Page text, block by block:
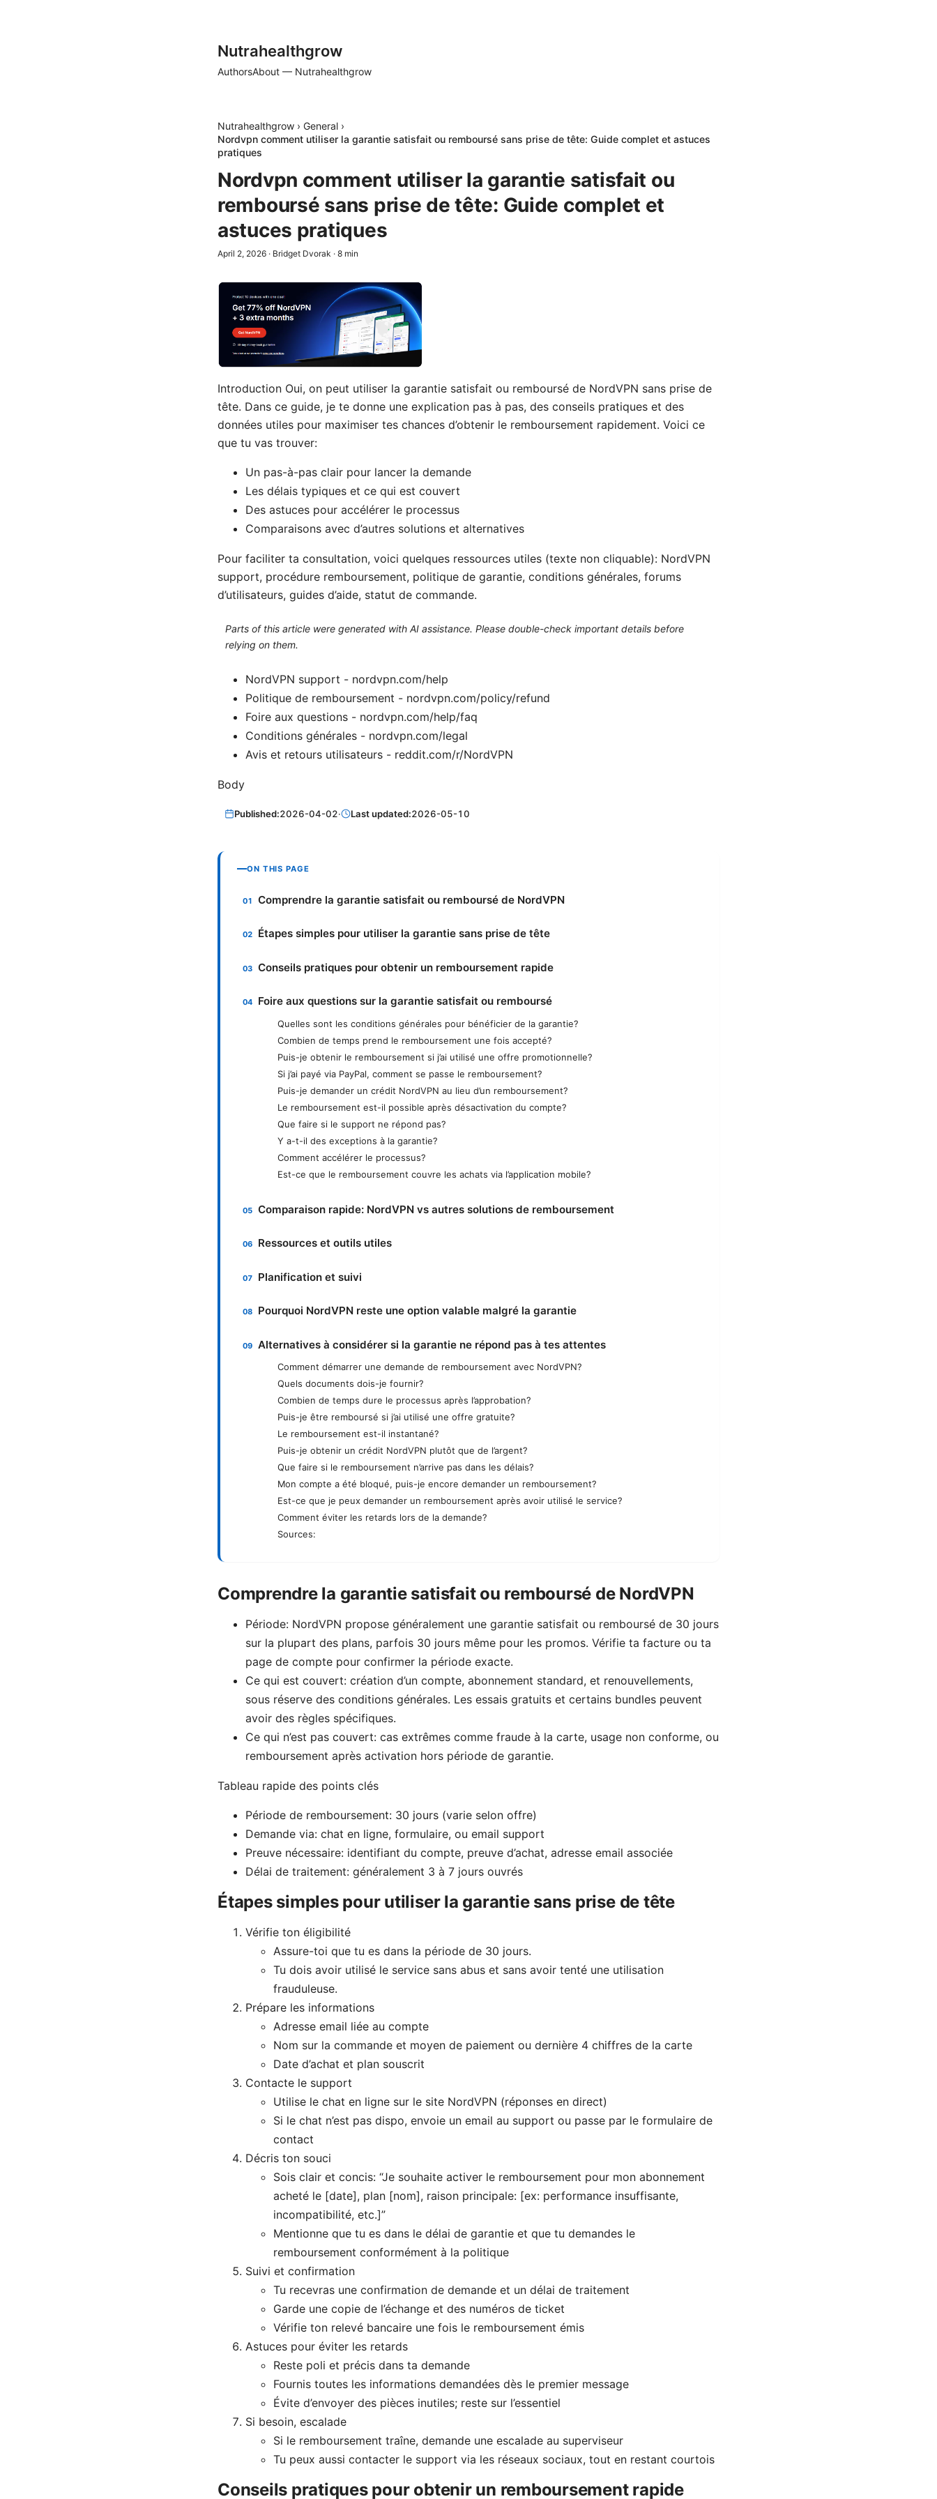
Nutrahealthgrow
AuthorsAbout — Nutrahealthgrow
Nutrahealthgrow › General ›
Nordvpn comment utiliser la garantie satisfait ou remboursé sans prise de tête: Guide complet et astuces
pratiques
Nordvpn comment utiliser la garantie satisfait ou
remboursé sans prise de tête: Guide complet et
astuces pratiques
April 2, 2026 · Bridget Dvorak · 8 min
Introduction Oui, on peut utiliser la garantie satisfait ou remboursé de NordVPN sans prise de
tête. Dans ce guide, je te donne une explication pas à pas, des conseils pratiques et des
données utiles pour maximiser tes chances d’obtenir le remboursement rapidement. Voici ce
que tu vas trouver:
Un pas-à-pas clair pour lancer la demande
Les délais typiques et ce qui est couvert
Des astuces pour accélérer le processus
Comparaisons avec d’autres solutions et alternatives
Pour faciliter ta consultation, voici quelques ressources utiles (texte non cliquable): NordVPN
support, procédure remboursement, politique de garantie, conditions générales, forums
d’utilisateurs, guides d’aide, statut de commande.
Parts of this article were generated with AI assistance. Please double-check important details before
relying on them.
NordVPN support - nordvpn.com/help
Politique de remboursement - nordvpn.com/policy/refund
Foire aux questions - nordvpn.com/help/faq
Conditions générales - nordvpn.com/legal
Avis et retours utilisateurs - reddit.com/r/NordVPN
Body
Published:2026-04-02· Last updated:2026-05-10
ON THIS PAGE
Comprendre la garantie satisfait ou remboursé de NordVPN
Étapes simples pour utiliser la garantie sans prise de tête
Conseils pratiques pour obtenir un remboursement rapide
Foire aux questions sur la garantie satisfait ou remboursé
Quelles sont les conditions générales pour bénéficier de la garantie?
Combien de temps prend le remboursement une fois accepté?
Puis-je obtenir le remboursement si j’ai utilisé une offre promotionnelle?
Si j’ai payé via PayPal, comment se passe le remboursement?
Puis-je demander un crédit NordVPN au lieu d’un remboursement?
Le remboursement est-il possible après désactivation du compte?
Que faire si le support ne répond pas?
Y a-t-il des exceptions à la garantie?
Comment accélérer le processus?
Est-ce que le remboursement couvre les achats via l’application mobile?
Comparaison rapide: NordVPN vs autres solutions de remboursement
Ressources et outils utiles
Planification et suivi
Pourquoi NordVPN reste une option valable malgré la garantie
Alternatives à considérer si la garantie ne répond pas à tes attentes
Comment démarrer une demande de remboursement avec NordVPN?
Quels documents dois-je fournir?
Combien de temps dure le processus après l’approbation?
Puis-je être remboursé si j’ai utilisé une offre gratuite?
Le remboursement est-il instantané?
Puis-je obtenir un crédit NordVPN plutôt que de l’argent?
Que faire si le remboursement n’arrive pas dans les délais?
Mon compte a été bloqué, puis-je encore demander un remboursement?
Est-ce que je peux demander un remboursement après avoir utilisé le service?
Comment éviter les retards lors de la demande?
Sources:
Comprendre la garantie satisfait ou remboursé de NordVPN
Période: NordVPN propose généralement une garantie satisfait ou remboursé de 30 jours
sur la plupart des plans, parfois 30 jours même pour les promos. Vérifie ta facture ou ta
page de compte pour confirmer la période exacte.
Ce qui est couvert: création d’un compte, abonnement standard, et renouvellements,
sous réserve des conditions générales. Les essais gratuits et certains bundles peuvent
avoir des règles spécifiques.
Ce qui n’est pas couvert: cas extrêmes comme fraude à la carte, usage non conforme, ou
remboursement après activation hors période de garantie.
Tableau rapide des points clés
Période de remboursement: 30 jours (varie selon offre)
Demande via: chat en ligne, formulaire, ou email support
Preuve nécessaire: identifiant du compte, preuve d’achat, adresse email associée
Délai de traitement: généralement 3 à 7 jours ouvrés
Étapes simples pour utiliser la garantie sans prise de tête
Vérifie ton éligibilité
Assure-toi que tu es dans la période de 30 jours.
Tu dois avoir utilisé le service sans abus et sans avoir tenté une utilisation
frauduleuse.
Prépare les informations
Adresse email liée au compte
Nom sur la commande et moyen de paiement ou dernière 4 chiffres de la carte
Date d’achat et plan souscrit
Contacte le support
Utilise le chat en ligne sur le site NordVPN (réponses en direct)
Si le chat n’est pas dispo, envoie un email au support ou passe par le formulaire de
contact
Décris ton souci
Sois clair et concis: “Je souhaite activer le remboursement pour mon abonnement
acheté le [date], plan [nom], raison principale: [ex: performance insuffisante,
incompatibilité, etc.]”
Mentionne que tu es dans le délai de garantie et que tu demandes le
remboursement conformément à la politique
Suivi et confirmation
Tu recevras une confirmation de demande et un délai de traitement
Garde une copie de l’échange et des numéros de ticket
Vérifie ton relevé bancaire une fois le remboursement émis
Astuces pour éviter les retards
Reste poli et précis dans ta demande
Fournis toutes les informations demandées dès le premier message
Évite d’envoyer des pièces inutiles; reste sur l’essentiel
Si besoin, escalade
Si le remboursement traîne, demande une escalade au superviseur
Tu peux aussi contacter le support via les réseaux sociaux, tout en restant courtois
Conseils pratiques pour obtenir un remboursement rapide